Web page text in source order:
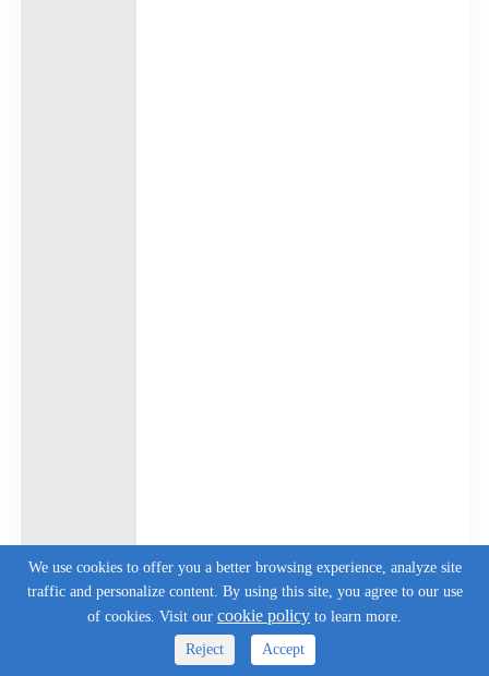
We use cookies to offer you a better browsing experience, analyze site
traffic and personalize content. By using this site, you agree to our use
of cookies. Visit our cookie policy to learn more.
Reject
Accept